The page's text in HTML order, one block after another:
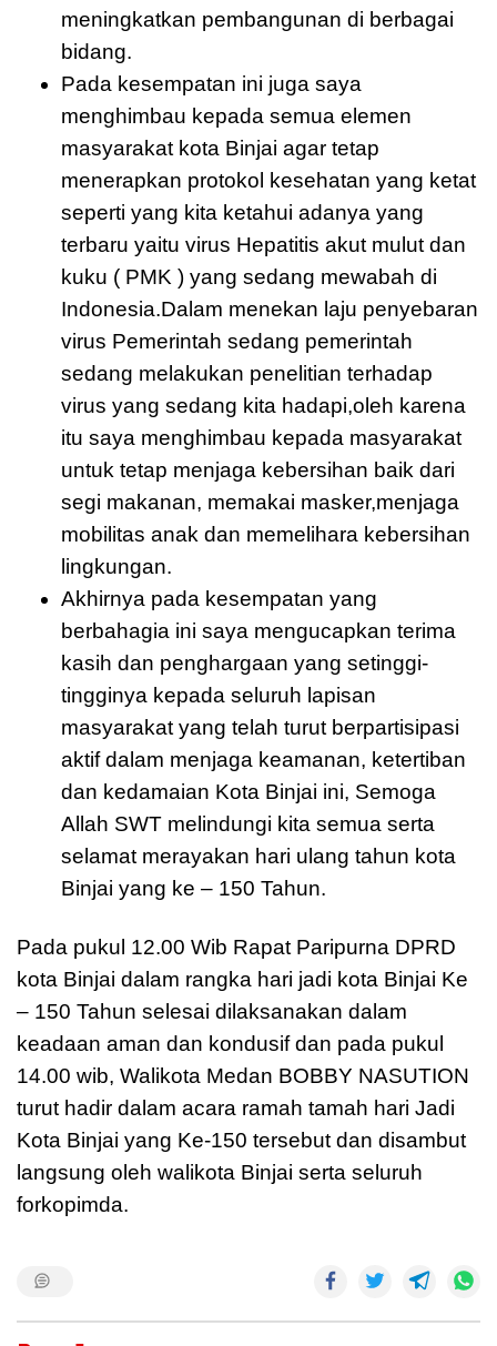
meningkatkan pembangunan di berbagai
bidang.
Pada kesempatan ini juga saya
menghimbau kepada semua elemen
masyarakat kota Binjai agar tetap
menerapkan protokol kesehatan yang ketat
seperti yang kita ketahui adanya yang
terbaru yaitu virus Hepatitis akut mulut dan
kuku ( PMK ) yang sedang mewabah di
Indonesia.Dalam menekan laju penyebaran
virus Pemerintah sedang pemerintah
sedang melakukan penelitian terhadap
virus yang sedang kita hadapi,oleh karena
itu saya menghimbau kepada masyarakat
untuk tetap menjaga kebersihan baik dari
segi makanan, memakai masker,menjaga
mobilitas anak dan memelihara kebersihan
lingkungan.
Akhirnya pada kesempatan yang
berbahagia ini saya mengucapkan terima
kasih dan penghargaan yang setinggi-
tingginya kepada seluruh lapisan
masyarakat yang telah turut berpartisipasi
aktif dalam menjaga keamanan, ketertiban
dan kedamaian Kota Binjai ini, Semoga
Allah SWT melindungi kita semua serta
selamat merayakan hari ulang tahun kota
Binjai yang ke – 150 Tahun.
Pada pukul 12.00 Wib Rapat Paripurna DPRD
kota Binjai dalam rangka hari jadi kota Binjai Ke
– 150 Tahun selesai dilaksanakan dalam
keadaan aman dan kondusif dan pada pukul
14.00 wib, Walikota Medan BOBBY NASUTION
turut hadir dalam acara ramah tamah hari Jadi
Kota Binjai yang Ke-150 tersebut dan disambut
langsung oleh walikota Binjai serta seluruh
forkopimda.